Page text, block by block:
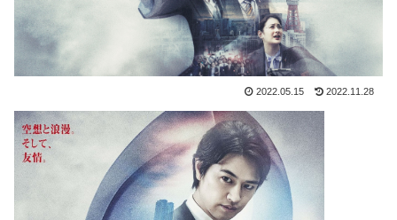
2022.05.15 2022.11.28